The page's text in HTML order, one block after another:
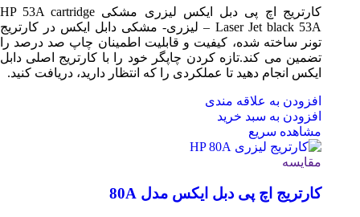
کارتریج اچ پی دبل ایکس لیزری مشکی HP 53A cartridge
Laser Jet black 53A – لیزری- مشکی دابل ایکس در کارتریج
تونر ساخته شده، کیفیت و قابلیت اطمینان چاپ صد درصد را
تضمین می کند.تازه کردن چاپگر خود را با کارتریج اصلی دابل
ایکس انجام دهید تا عملکردی را که انتظار دارید، دریافت کنید.
افزودن به علاقه مندی
افزودن به سبد خرید
مشاهده سریع
مقایسه
کارتریج اچ پی دبل ایکس مدل 80A